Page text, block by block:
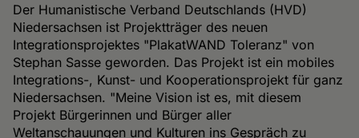
Der Humanistische Verband Deutschlands (HVD)
Niedersachsen ist Projektträger des neuen
Integrationsprojektes "PlakatWAND Toleranz" von
Stephan Sasse geworden. Das Projekt ist ein mobiles
Integrations-, Kunst- und Kooperationsprojekt für ganz
Niedersachsen. "Meine Vision ist es, mit diesem
Projekt Bürgerinnen und Bürger aller
Weltanschauungen und Kulturen ins Gespräch zu